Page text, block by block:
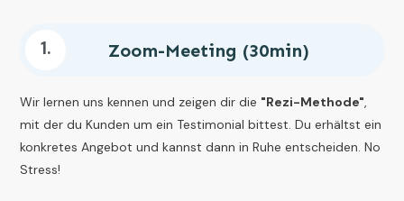
1. Zoom-Meeting (30min)
Wir lernen uns kennen und zeigen dir die "Rezi-Methode",
mit der du Kunden um ein Testimonial bittest. Du erhältst ein
konkretes Angebot und kannst dann in Ruhe entscheiden. No
Stress!